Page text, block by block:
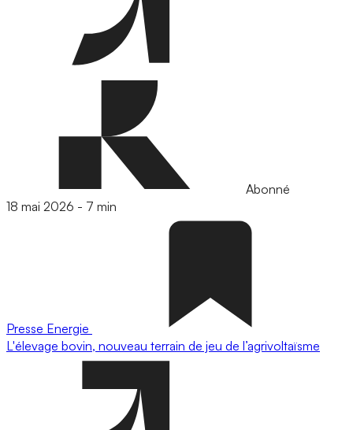
Abonné
18 mai 2026 - 7 min
Presse Energie
L'élevage bovin, nouveau terrain de jeu de l’agrivoltaïsme